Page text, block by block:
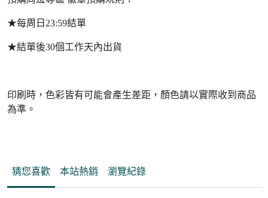
★每周日23:59結單
★結單後30個工作天內出貨
印刷時，色彩皆有可能會產生差距，顏色請以實際收到商品
為準。
猜您喜歡 本站熱銷 瀏覽紀錄